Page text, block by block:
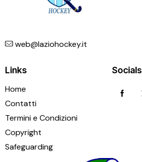
web@laziohockey.it
Links
Home
Contatti
Termini e Condizioni
Copyright
Safeguarding
Socials